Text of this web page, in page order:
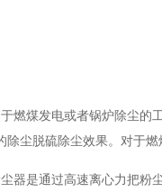
燃煤发电或者锅炉除尘的
除尘脱硫除尘效果。对于
器是通过高速离心力把粉